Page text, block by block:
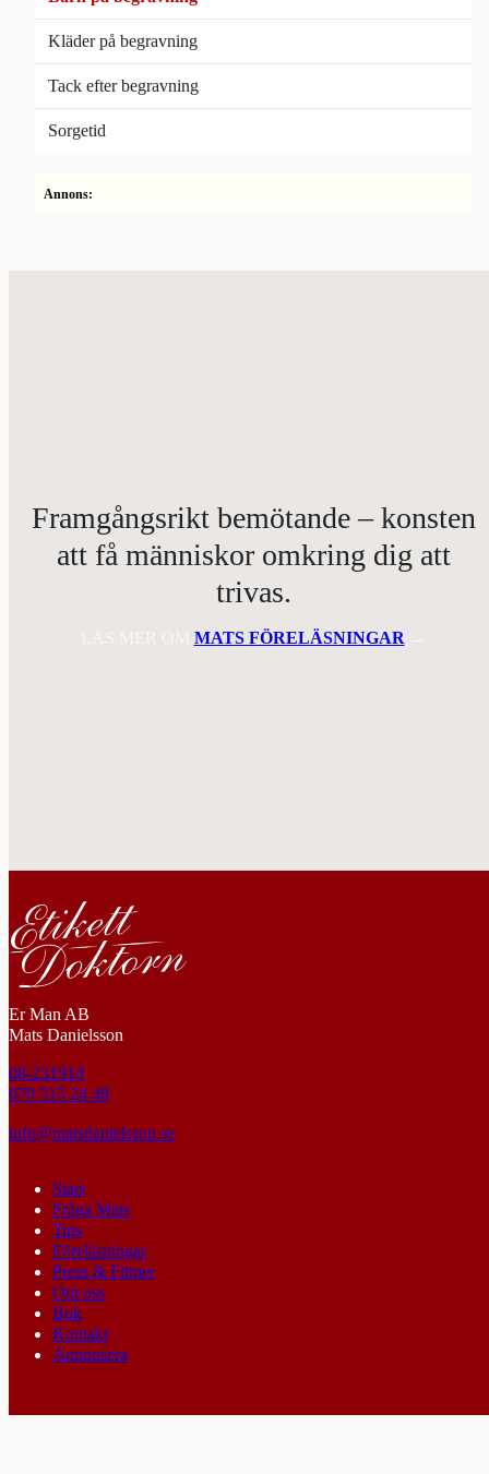
Kläder på begravning
Tack efter begravning
Sorgetid
Annons:
Framgångsrikt bemötande – konsten
att få människor omkring dig att
trivas.
MATS FÖRELÄSNINGAR→
Er Man AB
Mats Danielsson
08-231910
070 515 24 48
info@matsdanielsson.se
Start
Fråga Mats
Tips
Föreläsningar
Press & Filmer
Om oss
Bok
Kontakt
Annonsera